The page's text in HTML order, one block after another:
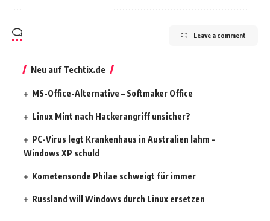
Leave a comment
Neu auf Techtix.de
MS-Office-Alternative – Softmaker Office
Linux Mint nach Hackerangriff unsicher?
PC-Virus legt Krankenhaus in Australien lahm –
Windows XP schuld
Kometensonde Philae schweigt für immer
Russland will Windows durch Linux ersetzen